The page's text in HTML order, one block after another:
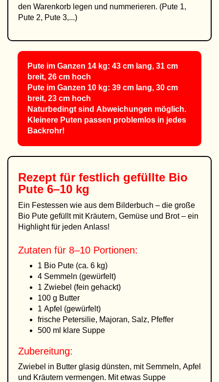
den Warenkorb legen und nummerieren. (Pute 1,
Pute 2, Pute 3,...)
Pute im Ganzen 14 kg: 43 cm lang, 31 cm
breit, 26 cm hoch
Pute im Ganzen 10 kg: 39 cm lang, 30 cm
breit, 23 cm hoch
Naturbedingt sind Abweichungen möglich.
Kleinere Puten passen problemlos in jedes
Backrohr!
Rezept für festlich gefüllte Bio
Pute 6–10 kg
Ein Festessen wie aus dem Bilderbuch – die große
Bio Pute gefüllt mit Kräutern, Gemüse und Brot – ein
Highlight für jeden Anlass!
Zutaten für 8–10 Portionen:
1 Bio Pute (ca. 6 kg)
4 Semmeln (gewürfelt)
1 Zwiebel (fein gehackt)
100 g Butter
1 Apfel (gewürfelt)
frische Petersilie, Majoran, Salz, Pfeffer
500 ml klare Suppe
Zubereitung:
Zwiebel in Butter glasig dünsten, mit Semmeln, Apfel
und Kräutern vermengen. Mit etwas Suppe